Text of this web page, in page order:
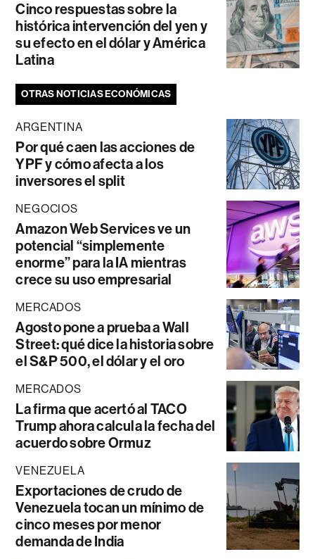
Cinco respuestas sobre la
histórica intervención del yen y
su efecto en el dólar y América
Latina
OTRAS NOTICIAS ECONÓMICAS
ARGENTINA
Por qué caen las acciones de
YPF y cómo afecta a los
inversores el split
NEGOCIOS
Amazon Web Services ve un
potencial “simplemente
enorme” para la IA mientras
crece su uso empresarial
MERCADOS
Agosto pone a prueba a Wall
Street: qué dice la historia sobre
el S&P 500, el dólar y el oro
MERCADOS
La firma que acertó al TACO
Trump ahora calcula la fecha del
acuerdo sobre Ormuz
VENEZUELA
Exportaciones de crudo de
Venezuela tocan un mínimo de
cinco meses por menor
demanda de India